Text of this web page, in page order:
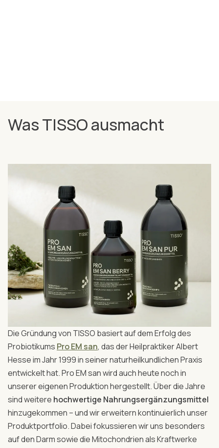
Was TISSO ausmacht
Die Gründung von TISSO basiert auf dem Erfolg des
Probiotikums Pro EM san, das der Heilpraktiker Albert
Hesse im Jahr 1999 in seiner naturheilkundlichen Praxis
entwickelt hat. Pro EM san wird auch heute noch in
unserer eigenen Produktion hergestellt. Über die Jahre
sind weitere hochwertige Nahrungsergänzungsmittel
hinzugekommen – und wir erweitern kontinuierlich unser
Produktportfolio. Dabei fokussieren wir uns besonders
auf den Darm sowie die Mitochondrien als Kraftwerke